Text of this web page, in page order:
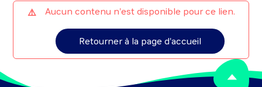
Aucun contenu n'est disponible pour ce lien.
Retourner à la page d'accueil